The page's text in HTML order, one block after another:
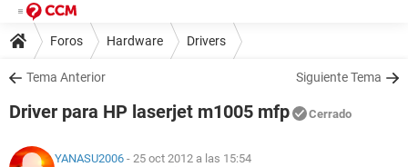
Foros Hardware Drivers
Tema Anterior Siguiente Tema
Driver para HP laserjet m1005 mfp Cerrado
YANASU2006 - 25 oct 2012 a las 15:54